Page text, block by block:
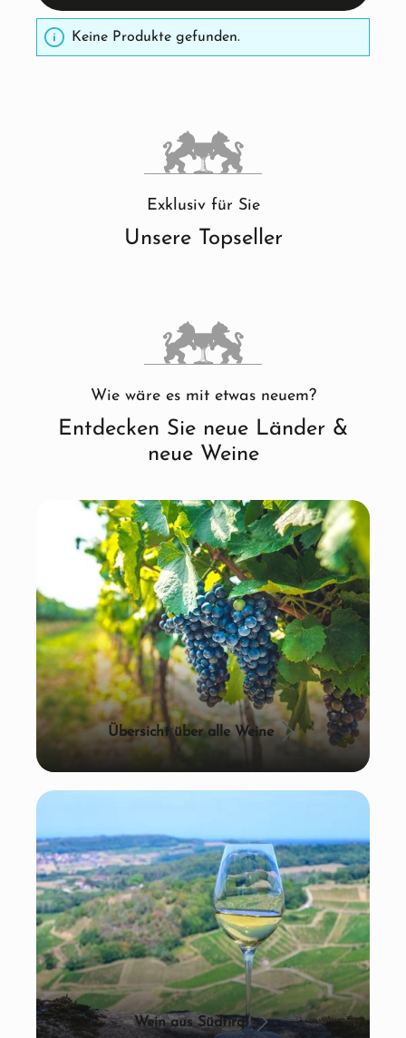
Keine Produkte gefunden.
Exklusiv für Sie
Unsere Topseller
Wie wäre es mit etwas neuem?
Entdecken Sie neue Länder &
neue Weine
Übersicht über alle Weine
Wein aus Südtirol